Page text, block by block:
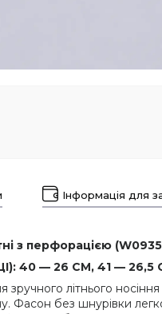
Інформація для
з перфорацією
40 — 26 СМ, 41 —
зручного літнього
Фасон без шнурівки